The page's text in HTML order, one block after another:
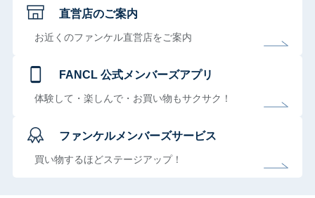
直営店のご案内
お近くのファンケル直営店をご案内
FANCL 公式メンバーズアプリ
体験して・楽しんで・お買い物もサクサク！
ファンケルメンバーズサービス
買い物するほどステージアップ！